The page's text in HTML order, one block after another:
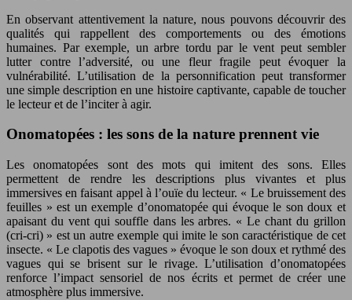
En observant attentivement la nature, nous pouvons découvrir des
qualités qui rappellent des comportements ou des émotions
humaines. Par exemple, un arbre tordu par le vent peut sembler
lutter contre l’adversité, ou une fleur fragile peut évoquer la
vulnérabilité. L’utilisation de la personnification peut transformer
une simple description en une histoire captivante, capable de toucher
le lecteur et de l’inciter à agir.
Onomatopées : les sons de la nature prennent vie
Les onomatopées sont des mots qui imitent des sons. Elles
permettent de rendre les descriptions plus vivantes et plus
immersives en faisant appel à l’ouïe du lecteur. « Le bruissement des
feuilles » est un exemple d’onomatopée qui évoque le son doux et
apaisant du vent qui souffle dans les arbres. « Le chant du grillon
(cri-cri) » est un autre exemple qui imite le son caractéristique de cet
insecte. « Le clapotis des vagues » évoque le son doux et rythmé des
vagues qui se brisent sur le rivage. L’utilisation d’onomatopées
renforce l’impact sensoriel de nos écrits et permet de créer une
atmosphère plus immersive.